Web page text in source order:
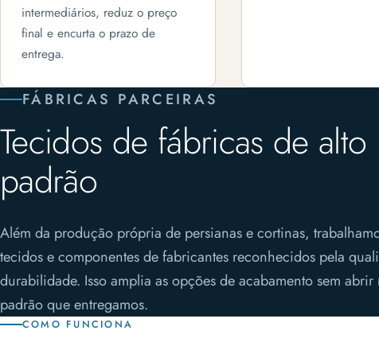
intermediários, reduz o preço
final e encurta o prazo de
entrega.
FÁBRICAS PARCEIRAS
Tecidos de fábricas de alto
padrão
Além da produção própria de persianas e cortinas,
tecidos e componentes de fabricantes reconhecidos pela
durabilidade. Isso amplia as opções de acabamento sem
padrão que entregamos.
COMO FUNCIONA